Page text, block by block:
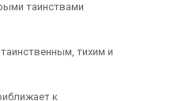
таинствами
тихим и
к